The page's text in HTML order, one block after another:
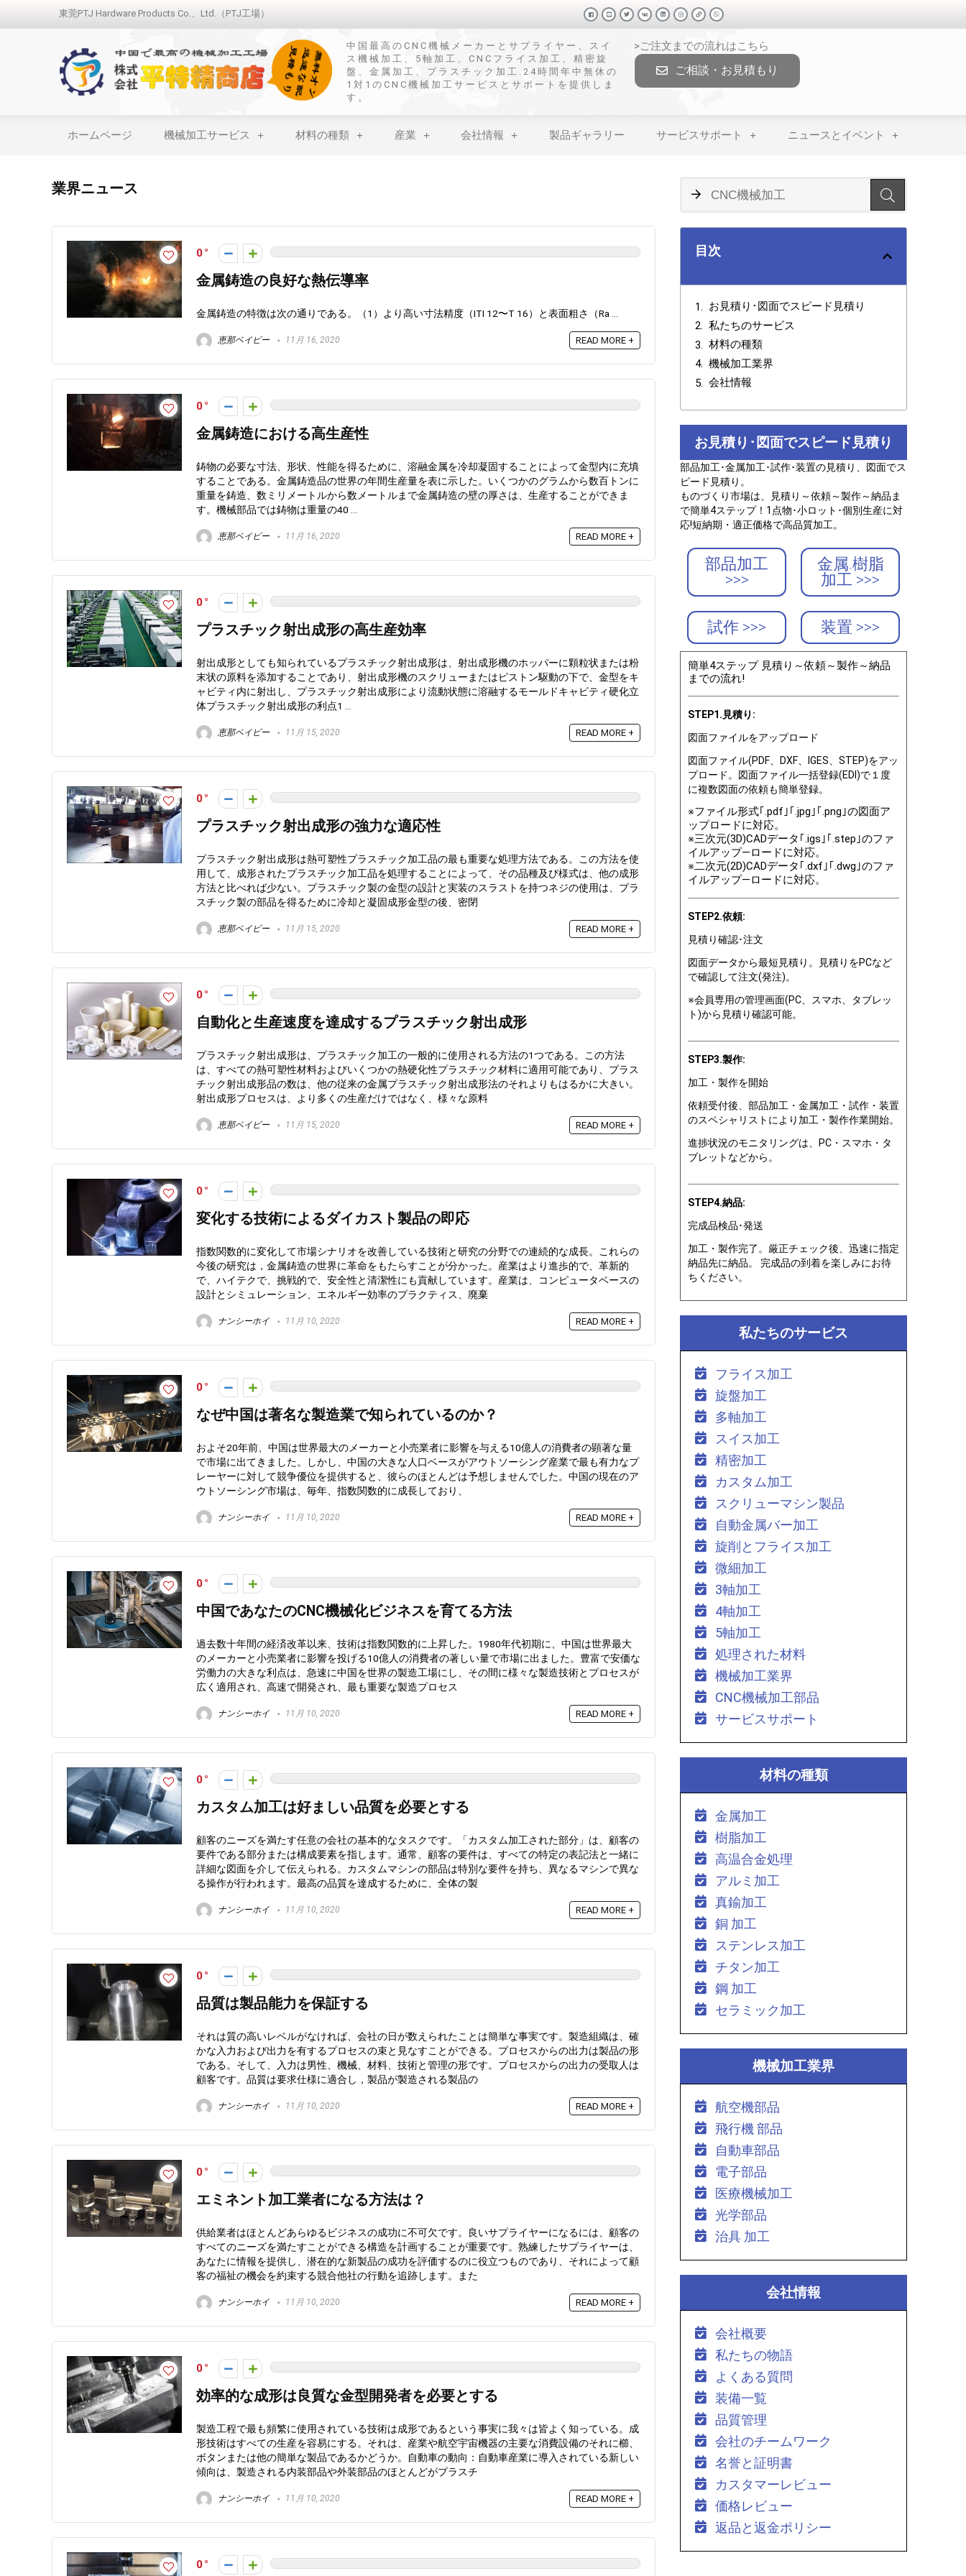
東莞PTJ Hardware Products Co.、Ltd.（PTJ工場）
中国最高のCNC機械メーカーとサプライヤー、スイ
ス機械加工、5軸加工、CNCフライス加工、精密旋
盤、金属加工、プラスチック加工.24時間年中無休の
1対1のCNC機械加工サービスとサポートを提供しま
す。
>ご注文までの流れはこちら
ご相談・お見積もり
ホームページ 機械加工サービス 材料の種類 産業 会社情報 製品ギャラリー サービスサポート ニュースとイベント
業界ニュース
0
金属鋳造の良好な熱伝導率
金属鋳造の特徴は次の通りである。（1）より高い寸法精度（ITI 12〜T 16）と表面粗さ（Ra ...
恵那ベイビー 11月 16, 2020 READ MORE +
0
金属鋳造における高生産性
鋳物の必要な寸法、形状、性能を得るために、溶融金属を冷却凝固することによって金型内に充填
することである。金属鋳造品の世界の年間生産量を表に示した。いくつかのグラムから数百トンに
重量を鋳造、数ミリメートルから数メートルまで金属鋳造の壁の厚さは、生産することができま
す。機械部品では鋳物は重量の40 ...
恵那ベイビー 11月 16, 2020 READ MORE +
0
プラスチック射出成形の高生産効率
射出成形としても知られているプラスチック射出成形は、射出成形機のホッパーに顆粒状または粉
末状の原料を添加することであり、射出成形機のスクリューまたはピストン駆動の下で、金型をキ
ャビティ内に射出し、プラスチック射出成形により流動状態に溶融するモールドキャビティ硬化立
体プラスチック射出成形の利点1 ...
恵那ベイビー 11月 15, 2020 READ MORE +
0
プラスチック射出成形の強力な適応性
プラスチック射出成形は熱可塑性プラスチック加工品の最も重要な処理方法である。この方法を使
用して、成形されたプラスチック加工品を処理することによって、その品種及び様式は、他の成形
方法と比べれば少ない。プラスチック製の金型の設計と実装のスラストを持つネジの使用は、プラ
スチック製の部品を得るために冷却と凝固成形金型の後、密閉
恵那ベイビー 11月 15, 2020 READ MORE +
0
自動化と生産速度を達成するプラスチック射出成形
プラスチック射出成形は、プラスチック加工の一般的に使用される方法の1つである。この方法
は、すべての熱可塑性材料およびいくつかの熱硬化性プラスチック材料に適用可能であり、プラス
チック射出成形品の数は、他の従来の金属プラスチック射出成形法のそれよりもはるかに大きい。
射出成形プロセスは、より多くの生産だけではなく、様々な原料
恵那ベイビー 11月 15, 2020 READ MORE +
0
変化する技術によるダイカスト製品の即応
指数関数的に変化して市場シナリオを改善している技術と研究の分野での連続的な成長。これらの
今後の研究は，金属鋳造の世界に革命をもたらすことが分かった。産業はより進歩的で、革新的
で、ハイテクで、挑戦的で、安全性と清潔性にも貢献しています。産業は、コンピュータベースの
設計とシミュレーション、エネルギー効率のプラクティス、廃棄
ナンシーホイ 11月 10, 2020 READ MORE +
0
なぜ中国は著名な製造業で知られているのか？
およそ20年前、中国は世界最大のメーカーと小売業者に影響を与える10億人の消費者の顕著な量
で市場に出てきました。しかし、中国の大きな人口ベースがアウトソーシング産業で最も有力なプ
レーヤーに対して競争優位を提供すると、彼らのほとんどは予想しませんでした。中国の現在のア
ウトソーシング市場は、毎年、指数関数的に成長しており、
ナンシーホイ 11月 10, 2020 READ MORE +
0
中国であなたのCNC機械化ビジネスを育てる方法
過去数十年間の経済改革以来、技術は指数関数的に上昇した。1980年代初期に、中国は世界最大
のメーカーと小売業者に影響を投げる10億人の消費者の著しい量で市場に出ました。豊富で安価な
労働力の大きな利点は、急速に中国を世界の製造工場にし、その間に様々な製造技術とプロセスが
広く適用され、高速で開発され、最も重要な製造プロセス
ナンシーホイ 11月 10, 2020 READ MORE +
0
カスタム加工は好ましい品質を必要とする
顧客のニーズを満たす任意の会社の基本的なタスクです。「カスタム加工された部分」は、顧客の
要件である部分または構成要素を指します。通常、顧客の要件は、すべての特定の表記法と一緒に
詳細な図面を介して伝えられる。カスタムマシンの部品は特別な要件を持ち、異なるマシンで異な
る操作が行われます。最高の品質を達成するために、全体の製
ナンシーホイ 11月 10, 2020 READ MORE +
0
品質は製品能力を保証する
それは質の高いレベルがなければ、会社の日が数えられたことは簡単な事実です。製造組織は、確
かな入力および出力を有するプロセスの束と見なすことができる。プロセスからの出力は製品の形
である。そして、入力は男性、機械、材料、技術と管理の形です。プロセスからの出力の受取人は
顧客です。品質は要求仕様に適合し，製品が製造される製品の
ナンシーホイ 11月 10, 2020 READ MORE +
0
エミネント加工業者になる方法は？
供給業者はほとんどあらゆるビジネスの成功に不可欠です。良いサプライヤーになるには、顧客の
すべてのニーズを満たすことができる構造を計画することが重要です。熟練したサプライヤーは、
あなたに情報を提供し、潜在的な新製品の成功を評価するのに役立つものであり、それによって顧
客の福祉の機会を約束する競合他社の行動を追跡します。また
ナンシーホイ 11月 10, 2020 READ MORE +
0
効率的な成形は良質な金型開発者を必要とする
製造工程で最も頻繁に使用されている技術は成形であるという事実に我々は皆よく知っている。成
形技術はすべての生産を容易にする。それは、産業や航空宇宙機器の主要な消費設備のそれに櫛、
ボタンまたは他の簡単な製品であるかどうか。自動車の動向：自動車産業に導入されている新しい
傾向は、製造される内装部品や外装部品のほとんどがプラスチ
ナンシーホイ 11月 10, 2020 READ MORE +
0
目次
お見積り･図面でスピード見積り
私たちのサービス
材料の種類
機械加工業界
会社情報
お見積り･図面でスピード見積り
部品加工･金属加工･試作･装置の見積り、図面でス
ピード見積り。
ものづくり市場は、見積り～依頼～製作～納品ま
で簡単4ステップ！1点物･小ロット･個別生産に対
応!短納期・適正価格で高品質加工。
部品加工
>>>
金属.樹脂
加工 >>>
試作 >>> 装置 >>>
簡単4ステップ 見積り～依頼～製作～納品
までの流れ!
STEP1.見積り:
図面ファイルをアップロード
図面ファイル(PDF、DXF、IGES、STEP)をアッ
プロード。図面ファイル一括登録(EDI)で１度
に複数図面の依頼も簡単登録。
※ファイル形式｢.pdf｣｢.jpg｣｢.png｣の図面ア
ップロードに対応。
※三次元(3D)CADデータ｢.igs｣｢.step｣のファ
イルアップ―ロードに対応。
※二次元(2D)CADデータ｢.dxf｣｢.dwg｣のファ
イルアップ―ロードに対応。
STEP2.依頼:
見積り確認･注文
図面データから最短見積り。見積りをPCなど
で確認して注文(発注)。
※会員専用の管理画面(PC、スマホ、タブレッ
ト)から見積り確認可能。
STEP3.製作:
加工・製作を開始
依頼受付後、部品加工・金属加工・試作・装置
のスペシャリストにより加工・製作作業開始。
進捗状況のモニタリングは、PC・スマホ・タ
ブレットなどから。
STEP4.納品:
完成品検品･発送
加工・製作完了。厳正チェック後、迅速に指定
納品先に納品。 完成品の到着を楽しみにお待
ちください。
私たちのサービス
フライス加工
旋盤加工
多軸加工
スイス加工
精密加工
カスタム加工
スクリューマシン製品
自動金属バー加工
旋削とフライス加工
微細加工
3軸加工
4軸加工
5軸加工
処理された材料
機械加工業界
CNC機械加工部品
サービスサポート
材料の種類
金属加工
樹脂加工
高温合金処理
アルミ加工
真鍮加工
銅 加工
ステンレス加工
チタン加工
鋼 加工
セラミック加工
機械加工業界
航空機部品
飛行機 部品
自動車部品
電子部品
医療機械加工
光学部品
治具 加工
会社情報
会社概要
私たちの物語
よくある質問
装備一覧
品質管理
会社のチームワーク
名誉と証明書
カスタマーレビュー
価格レビュー
返品と返金ポリシー